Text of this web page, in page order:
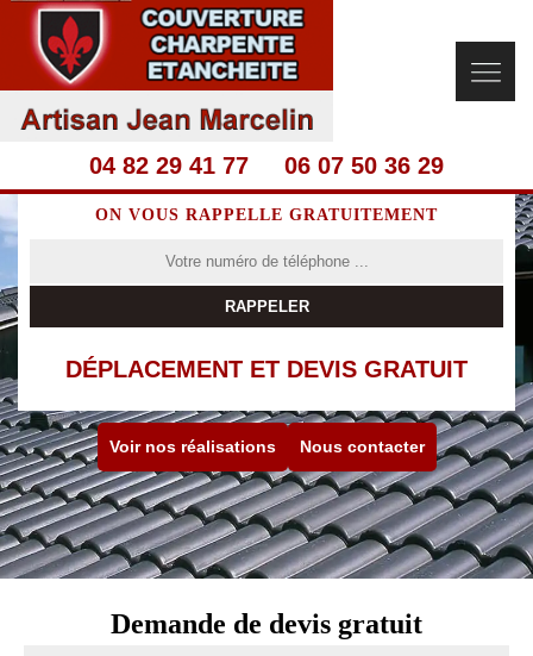
04 82 29 41 77 06 07 50 36 29
ON VOUS RAPPELLE GRATUITEMENT
DÉPLACEMENT ET DEVIS GRATUIT
Voir nos réalisations Nous contacter
Demande de devis gratuit